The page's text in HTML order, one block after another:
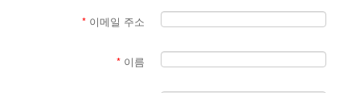
* 이메일 주소
* 이름